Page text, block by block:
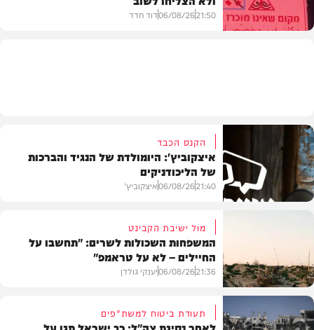
21:50
06/08/26דוד חדד
חדשות
הקנס הכבד
איצקוביץ': היומולדת של הנגיד והברכות
של הליכודניקים
21:40
06/08/26איצקוביץ'
מול ישיבת הקבינט
המשפחות השכולות לשרים: "תחשבו על
החיילים – לא על טראמפ"
21:36
06/08/26יענקי גולדן
תעודת ביטוח למשת"פים